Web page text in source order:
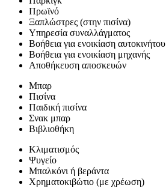
Πρωϊνό
Ξαπλώστρες (στην πισίνα)
Υπηρεσία συναλλάγματος
Βοήθεια για ενοικίαση αυτοκινήτου
Βοήθεια για ενοικίαση μηχανής
Αποθήκευση αποσκευών
Μπαρ
Πισίνα
Παιδική πισίνα
Σνακ μπαρ
Βιβλιοθήκη
Κλιματισμός
Ψυγείο
Μπαλκόνι ή βεράντα
Χρηματοκιβώτιο (με χρέωση)